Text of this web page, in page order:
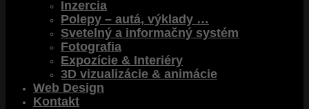
Inzercia
Polepy – autá, výklady …
Svetelný a informačný systém
Fotografia
Expozície & Interiéry
3D vizualizácie & animácie
Web Design
Kontakt